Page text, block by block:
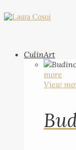
CulinArt
more
View